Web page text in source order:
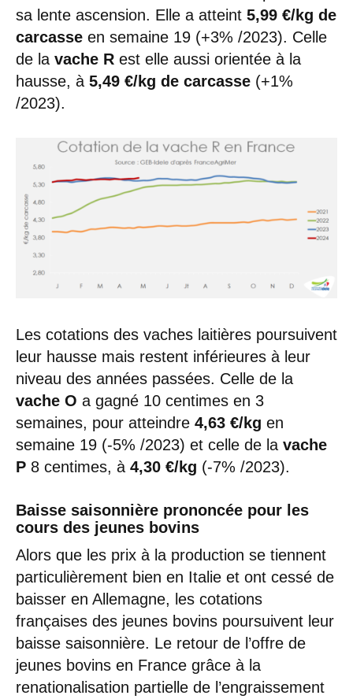
sa lente ascension. Elle a atteint 5,99 €/kg de
carcasse en semaine 19 (+3% /2023). Celle
de la vache R est elle aussi orientée à la
hausse, à 5,49 €/kg de carcasse (+1%
/2023).
Les cotations des vaches laitières poursuivent
leur hausse mais restent inférieures à leur
niveau des années passées. Celle de la
vache O a gagné 10 centimes en 3
semaines, pour atteindre 4,63 €/kg en
semaine 19 (-5% /2023) et celle de la vache
P 8 centimes, à 4,30 €/kg (-7% /2023).
Baisse saisonnière prononcée pour les
cours des jeunes bovins
Alors que les prix à la production se tiennent
particulièrement bien en Italie et ont cessé de
baisser en Allemagne, les cotations
françaises des jeunes bovins poursuivent leur
baisse saisonnière. Le retour de l’offre de
jeunes bovins en France grâce à la
renationalisation partielle de l’engraissement